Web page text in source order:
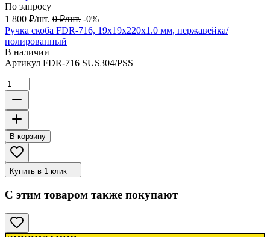
По запросу
1 800 ₽/шт. 0 ₽/шт. -0%
Ручка скоба FDR-716, 19х19х220х1.0 мм, нержавейка/
полированный
В наличии
Артикул FDR-716 SUS304/PSS
В корзину
Купить в 1 клик
С этим товаром также покупают